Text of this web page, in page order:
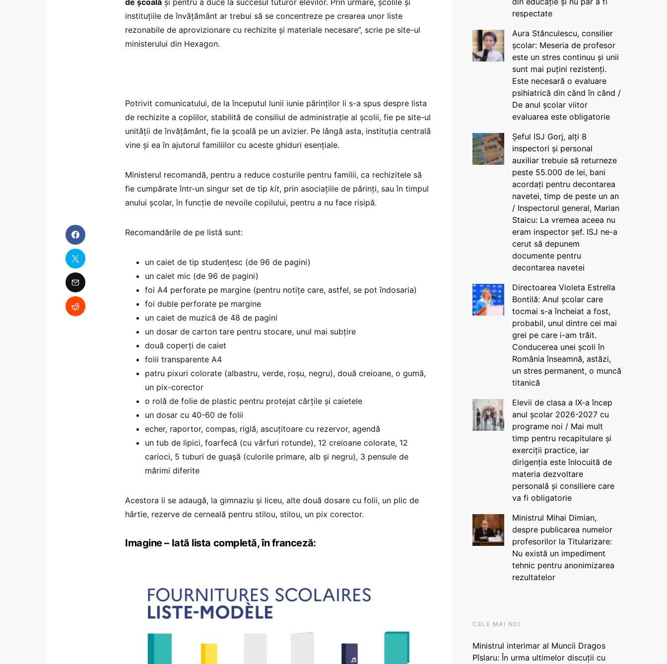
de școală și pentru a duce la succesul tuturor elevilor. Prin urmare, școlile și
instituțiile de învățământ ar trebui să se concentreze pe crearea unor liste
rezonabile de aprovizionare cu rechizite și materiale necesare”, scrie pe site-ul
ministerului din Hexagon.
Potrivit comunicatului, de la începutul lunii iunie părinților li s-a spus despre lista
de rechizite a copiilor, stabilită de consiliul de administrație al școlii, fie pe site-ul
unității de învățământ, fie la școală pe un avizier. Pe lângă asta, instituția centrală
vine și ea în ajutorul familiilor cu aceste ghiduri esențiale.
Ministerul recomandă, pentru a reduce costurile pentru familii, ca rechizitele să
fie cumpărate într-un singur set de tip kit, prin asociațiile de părinți, sau în timpul
anului școlar, în funcție de nevoile copilului, pentru a nu face risipă.
Recomandările de pe listă sunt:
un caiet de tip studențesc (de 96 de pagini)
un caiet mic (de 96 de pagini)
foi A4 perforate pe margine (pentru notițe care, astfel, se pot îndosaria)
foi duble perforate pe margine
un caiet de muzică de 48 de pagini
un dosar de carton tare pentru stocare, unul mai subțire
două coperți de caiet
folii transparente A4
patru pixuri colorate (albastru, verde, roșu, negru), două creioane, o gumă,
un pix-corector
o rolă de folie de plastic pentru protejat cărțile și caietele
un dosar cu 40-60 de folii
echer, raportor, compas, riglă, ascuțitoare cu rezervor, agendă
un tub de lipici, foarfecă (cu vârfuri rotunde), 12 creioane colorate, 12
carioci, 5 tuburi de guașă (culorile primare, alb și negru), 3 pensule de
mărimi diferite
Acestora li se adaugă, la gimnaziu și liceu, alte două dosare cu folii, un plic de
hârtie, rezerve de cerneală pentru stilou, stilou, un pix corector.
Imagine – Iată lista completă, în franceză:
respectate
Aura Stănculescu, consilier
școlar: Meseria de profesor
este un stres continuu și unii
sunt mai puțini rezistenți.
Este necesară o evaluare
psihiatrică din când în când /
De anul școlar viitor
evaluarea este obligatorie
Șeful ISJ Gorj, alți 8
inspectori și personal
auxiliar trebuie să returneze
peste 55.000 de lei, bani
acordați pentru decontarea
navetei, timp de peste un an
/ Inspectorul general, Marian
Staicu: La vremea aceea nu
eram inspector șef. ISJ ne-a
cerut să depunem
documente pentru
decontarea navetei
Directoarea Violeta Estrella
Bontilă: Anul școlar care
tocmai s-a încheiat a fost,
probabil, unul dintre cei mai
grei pe care i-am trăit.
Conducerea unei școli în
România înseamnă, astăzi,
un stres permanent, o muncă
titanică
Elevii de clasa a IX-a încep
anul școlar 2026-2027 cu
programe noi / Mai mult
timp pentru recapitulare și
exerciții practice, iar
dirigenția este înlocuită de
materia dezvoltare
personală și consiliere care
va fi obligatorie
Ministrul Mihai Dimian,
despre publicarea numelor
profesorilor la Titularizare:
Nu există un impediment
tehnic pentru anonimizarea
rezultatelor
CELE MAI NOI
Ministrul interimar al Muncii Dragos
Pîslaru: În urma ultimelor discuții cu